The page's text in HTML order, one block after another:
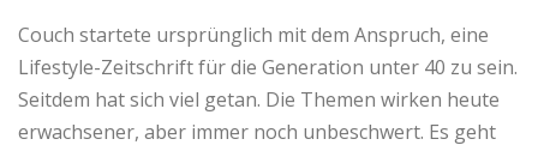
Couch startete ursprünglich mit dem Anspruch, eine
Lifestyle-Zeitschrift für die Generation unter 40 zu sein.
Seitdem hat sich viel getan. Die Themen wirken heute
erwachsener, aber immer noch unbeschwert. Es geht